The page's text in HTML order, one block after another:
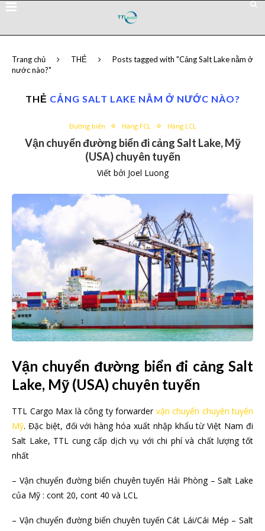
Trang chủ THẺ
Posts tagged with "Cảng Salt Lake nằm ở
nước nào?"
THẺ CẢNG SALT LAKE NẰM Ở NƯỚC NÀO?
Đường biển Hàng FCL Hàng LCL
Vận chuyển đường biển đi cảng Salt Lake, Mỹ
(USA) chuyên tuyến
Viết bởi Joel Luong
Vận chuyển đường biển đi cảng Salt
Lake, Mỹ (USA) chuyên tuyến
TTL Cargo Max là công ty forwarder vận chuyển chuyên tuyến
Mỹ. Đặc biệt, đối với hàng hóa xuất nhập khẩu từ Việt Nam đi
Salt Lake, TTL cung cấp dịch vụ với chi phí và chất lượng tốt
nhất
– Vận chuyển đường biển chuyên tuyến Hải Phòng – Salt Lake
của Mỹ : cont 20, cont 40 và LCL
– Vận chuyển đường biển chuyên tuyến Cát Lái/Cái Mép – Salt